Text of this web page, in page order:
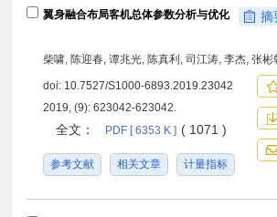
翼身融合布局客机总体参数分析与优化 摘
柴啸, 陈迎春, 谭兆光, 陈真利, 司江涛, 李杰, 张彬
doi: 10.7527/S1000-6893.2019.23042
2019, (9): 623042-623042.
全文： PDF [ 6353 K ] ( 1071 )
参考文献 相关文章 计量指标